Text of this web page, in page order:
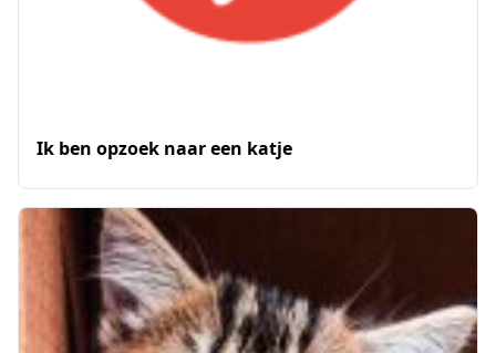
Ik ben opzoek naar een katje